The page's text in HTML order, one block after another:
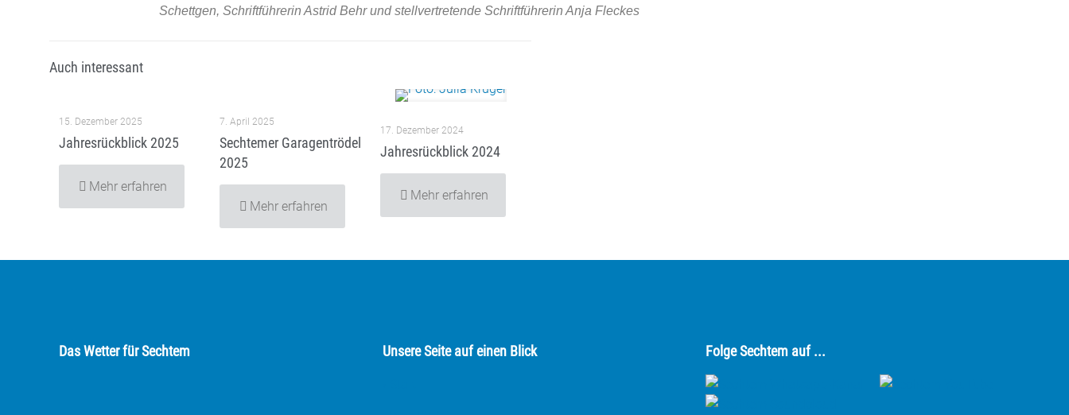
Schettgen, Schriftführerin Astrid Behr und stellvertretende Schriftführerin Anja Fleckes
Auch interessant
15. Dezember 2025
Jahresrückblick 2025
Mehr erfahren
7. April 2025
Sechtemer Garagentrödel
2025
Mehr erfahren
17. Dezember 2024
Jahresrückblick 2024
Mehr erfahren
Das Wetter für Sechtem Unsere Seite auf einen Blick Folge Sechtem auf ...